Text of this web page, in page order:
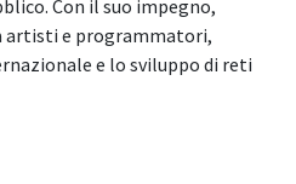
Con il suo impegno,
artisti e programmatori,
e lo sviluppo di reti